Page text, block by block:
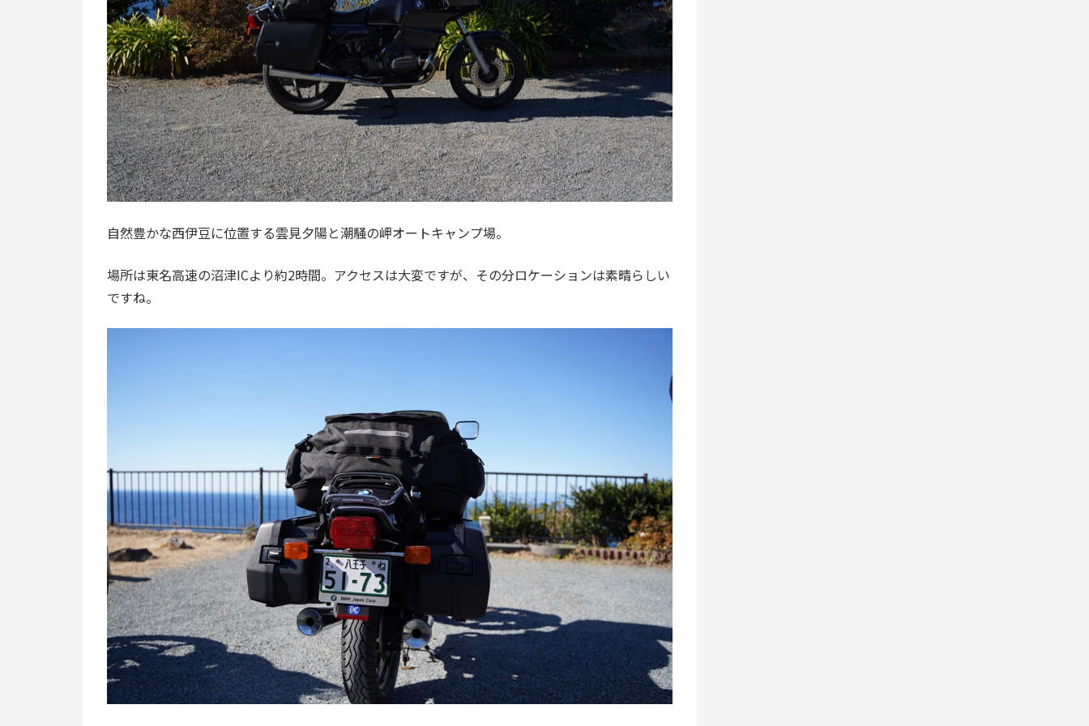
自然豊かな西伊豆に位置する雲見夕陽と潮騒の岬オートキャンプ場。
場所は東名高速の沼津ICより約2時間。アクセスは大変ですが、その分ロケーションは素晴らしい
ですね。